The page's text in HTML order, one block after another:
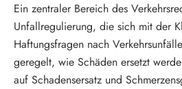
Ein zentraler Bereich des
Unfallregulierung, die sich mit der
Haftungsfragen nach
geregelt, wie Schäden ersetzt
auf Schadensersatz und